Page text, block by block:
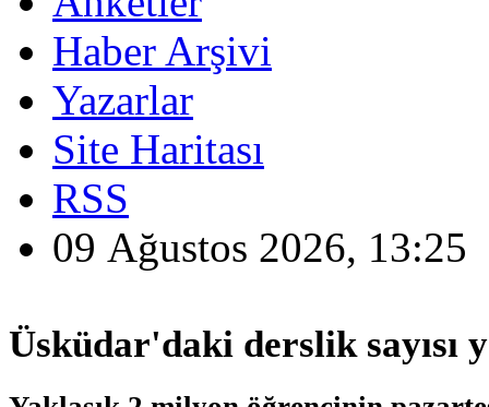
Haber Arşivi
Yazarlar
Site Haritası
RSS
09 Ağustos 2026, 13:25
Üsküdar'daki derslik sayısı